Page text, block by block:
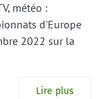
météo :
d'Europe
2022 sur la
Lire plus